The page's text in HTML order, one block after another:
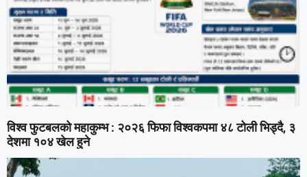
विश्व फुटबलको महाकुम्भ : २०२६ फिफा विश्वकपमा ४८ टोली भिड्दै, ३
देशमा १०४ खेल हुने